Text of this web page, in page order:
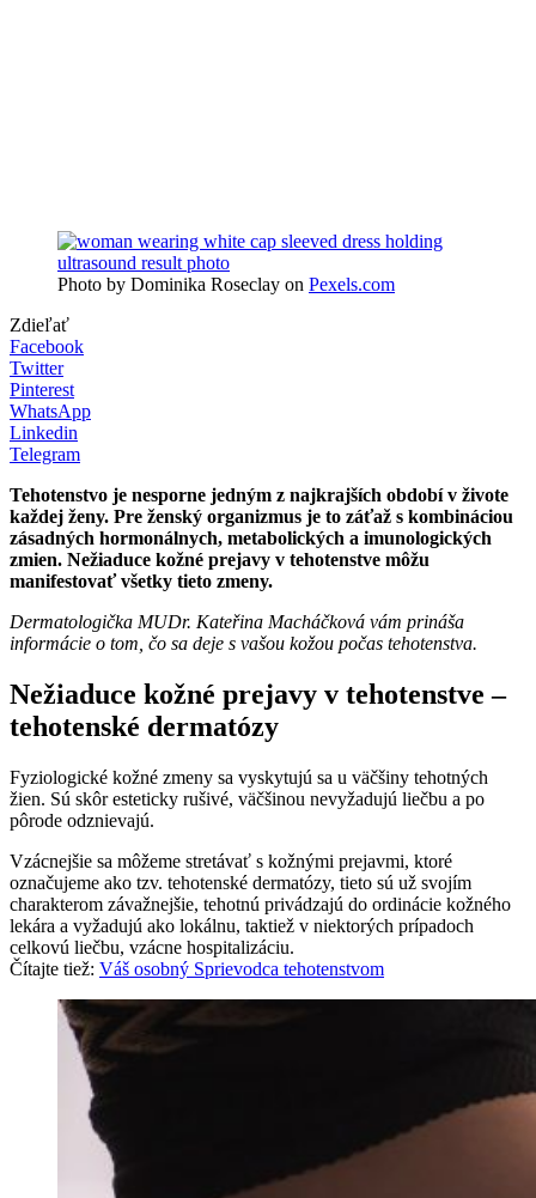
Photo by Dominika Roseclay on Pexels.com
Zdieľať
Facebook
Twitter
Pinterest
WhatsApp
Linkedin
Telegram
Tehotenstvo je nesporne jedným z najkrajších období v živote
každej ženy. Pre ženský organizmus je to záťaž s kombináciou
zásadných hormonálnych, metabolických a imunologických
zmien. Nežiaduce kožné prejavy v tehotenstve môžu
manifestovať všetky tieto zmeny.
Dermatologička MUDr. Kateřina Macháčková vám prináša
informácie o tom, čo sa deje s vašou kožou počas tehotenstva.
Nežiaduce kožné prejavy v tehotenstve –
tehotenské dermatózy
Fyziologické kožné zmeny sa vyskytujú sa u väčšiny tehotných
žien. Sú skôr esteticky rušivé, väčšinou nevyžadujú liečbu a po
pôrode odznievajú.
Vzácnejšie sa môžeme stretávať s kožnými prejavmi, ktoré
označujeme ako tzv. tehotenské dermatózy, tieto sú už svojím
charakterom závažnejšie, tehotnú privádzajú do ordinácie kožného
lekára a vyžadujú ako lokálnu, taktiež v niektorých prípadoch
celkovú liečbu, vzácne hospitalizáciu.
Čítajte tiež: Váš osobný Sprievodca tehotenstvom